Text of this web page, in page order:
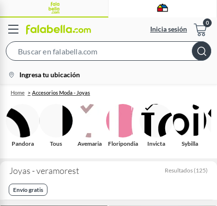
Inicia sesión
Bar
location-
icon
Ingresa tu ubicación
Home Accesorios Moda - Joyas
Pandora Tous Avemaria Floripondia Invicta Sybilla
Joyas - veramorest Resultados (125)
Envío gratis